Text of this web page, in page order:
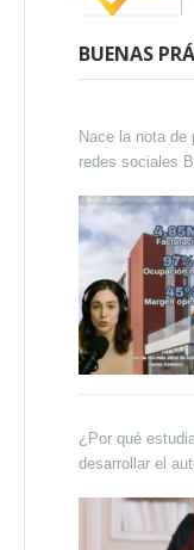
BUENAS
Nace la nota de
redes sociales
¿Por qué
desarrollar el